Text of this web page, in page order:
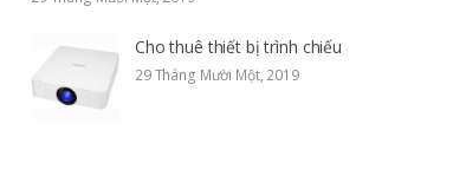
Cho thuê thiết bị trình chiếu
29 Tháng Mười Một, 2019